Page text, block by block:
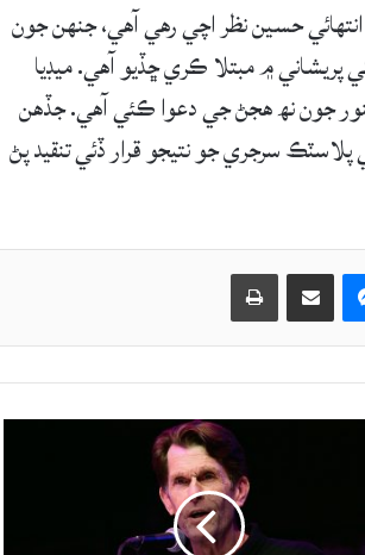
جي عمر ۾ بھ جوان ۽ انتهائي حسين نظر اچي رهي آهي، جنهن جون
پريشاني ۾ مبتلا ڪري ڇڏيو آهي. ميڊيا
جون نھ هجڻ جي دعوا ڪئي آهي. جڏهن
سرجري جو نتيجو قرار ڏئي تنقيد پڻ
حصيداري ڪريو اي ميل ذريعي